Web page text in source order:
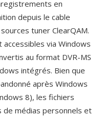
en
depuis le cable
tuner ClearQAM.
via Windows
au format DVR-MS
intégrés. Bien que
après Windows
8), les fichiers
de médias personnels et